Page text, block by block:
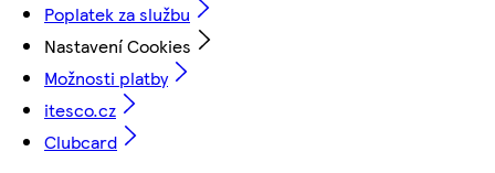
Poplatek za službu
Nastavení Cookies
Možnosti platby
itesco.cz
Clubcard